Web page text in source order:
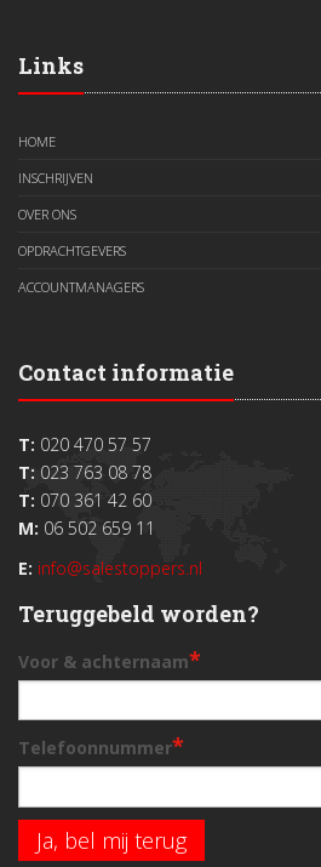
Links
HOME
INSCHRIJVEN
OVER ONS
OPDRACHTGEVERS
ACCOUNTMANAGERS
Contact informatie
T: 020 470 57 57
T: 023 763 08 78
T: 070 361 42 60
M: 06 502 659 11
E: info@salestoppers.nl
Teruggebeld worden?
Voor & achternaam*
Telefoonnummer*
Ja, bel mij terug